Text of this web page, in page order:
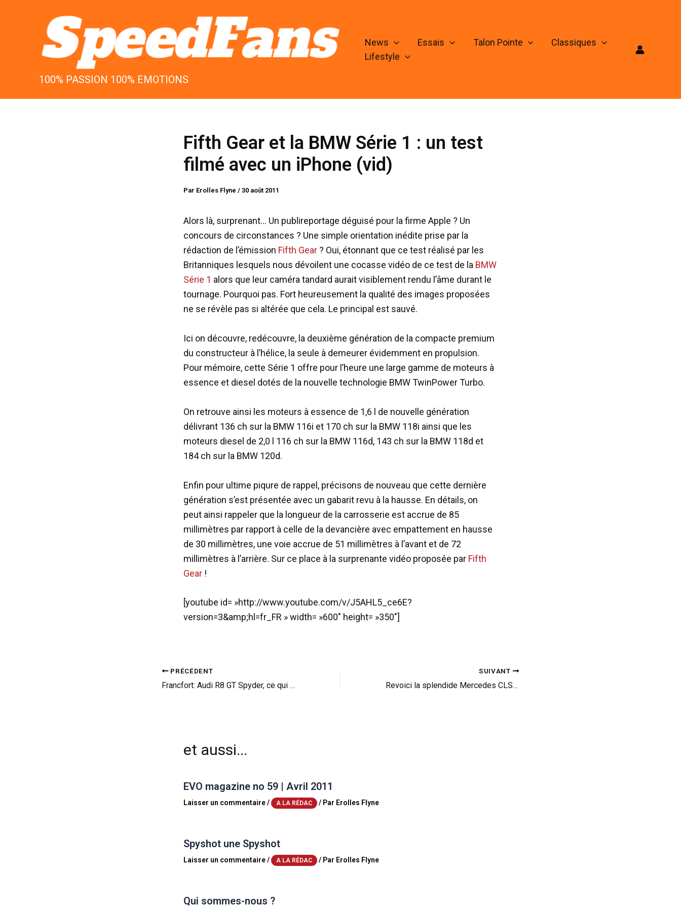
100% PASSION 100% EMOTIONS
News Essais Talon Pointe
Classiques
Lifestyle
Fifth Gear et la BMW Série 1 : un test
filmé avec un iPhone (vid)
Par Erolles Flyne / 30 août 2011
Alors là, surprenant… Un publireportage déguisé pour la firme Apple ? Un
concours de circonstances ? Une simple orientation inédite prise par la
rédaction de l’émission Fifth Gear ? Oui, étonnant que ce test réalisé par les
Britanniques lesquels nous dévoilent une cocasse vidéo de ce test de la BMW
Série 1 alors que leur caméra tandard aurait visiblement rendu l’âme durant le
tournage. Pourquoi pas. Fort heureusement la qualité des images proposées
ne se révèle pas si altérée que cela. Le principal est sauvé.
Ici on découvre, redécouvre, la deuxième génération de la compacte premium
du constructeur à l’hélice, la seule à demeurer évidemment en propulsion.
Pour mémoire, cette Série 1 offre pour l’heure une large gamme de moteurs à
essence et diesel dotés de la nouvelle technologie BMW TwinPower Turbo.
On retrouve ainsi les moteurs à essence de 1,6 l de nouvelle génération
délivrant 136 ch sur la BMW 116i et 170 ch sur la BMW 118i ainsi que les
moteurs diesel de 2,0 l 116 ch sur la BMW 116d, 143 ch sur la BMW 118d et
184 ch sur la BMW 120d.
Enfin pour ultime piqure de rappel, précisons de nouveau que cette dernière
génération s’est présentée avec un gabarit revu à la hausse. En détails, on
peut ainsi rappeler que la longueur de la carrosserie est accrue de 85
millimètres par rapport à celle de la devancière avec empattement en hausse
de 30 millimètres, une voie accrue de 51 millimètres à l’avant et de 72
millimètres à l’arrière. Sur ce place à la surprenante vidéo proposée par Fifth
Gear !
[youtube id= »http://www.youtube.com/v/J5AHL5_ce6E?
version=3&amp;hl=fr_FR » width= »600″ height= »350″]
PRÉCÉDENT
Francfort: Audi R8 GT Spyder, ce qui est rare… (vid)
SUIVANT
Revoici la splendide Mercedes CLS signée Lorinser
et aussi...
EVO magazine no 59 | Avril 2011
Laisser un commentaire/ A LA RÉDAC / Par Erolles Flyne
Spyshot une Spyshot
Laisser un commentaire/ A LA RÉDAC / Par Erolles Flyne
Qui sommes-nous ?